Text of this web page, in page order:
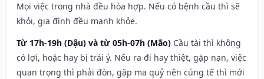
Mọi việc trong nhà đều hòa hợp. Nếu có bệnh cầu thì sẽ
khỏi, gia đình đều mạnh khỏe.
Từ 17h-19h (Dậu) và từ 05h-07h (Mão) Cầu tài thì không
có lợi, hoặc hay bị trái ý. Nếu ra đi hay thiệt, gặp nạn, việc
quan trọng thì phải đòn, gặp ma quỷ nên cúng tế thì mới